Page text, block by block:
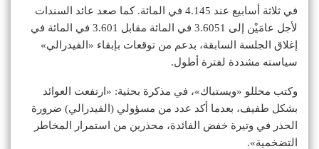
في ثلاثة أسابيع عند 4.145 في المائة. كما صعد عائد السندات
لأجل عامَيْن إلى 3.6051 في المائة مقابل 3.601 في المائة في
إغلاق الجلسة السابقة، بدعم من توقعات بإبقاء «الفيدرالي»
سياسته مشددة لفترة أطول.
وكتب محللو «ويستباك»، في مذكرة بحثية: «ارتفعت العوائد
بشكل طفيف، بعدما أكد عدد من مسؤولي (الفيدرالي) ضرورة
الحذر في وتيرة خفض الفائدة، محذرين من استمرار المخاطر
التضخمية».